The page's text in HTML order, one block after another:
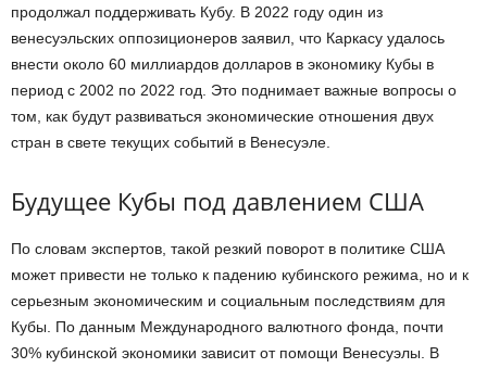
продолжал поддерживать Кубу. В 2022 году один из
венесуэльских оппозиционеров заявил, что Каркасу удалось
внести около 60 миллиардов долларов в экономику Кубы в
период с 2002 по 2022 год. Это поднимает важные вопросы о
том, как будут развиваться экономические отношения двух
стран в свете текущих событий в Венесуэле.
Будущее Кубы под давлением США
По словам экспертов, такой резкий поворот в политике США
может привести не только к падению кубинского режима, но и к
серьезным экономическим и социальным последствиям для
Кубы. По данным Международного валютного фонда, почти
30% кубинской экономики зависит от помощи Венесуэлы. В